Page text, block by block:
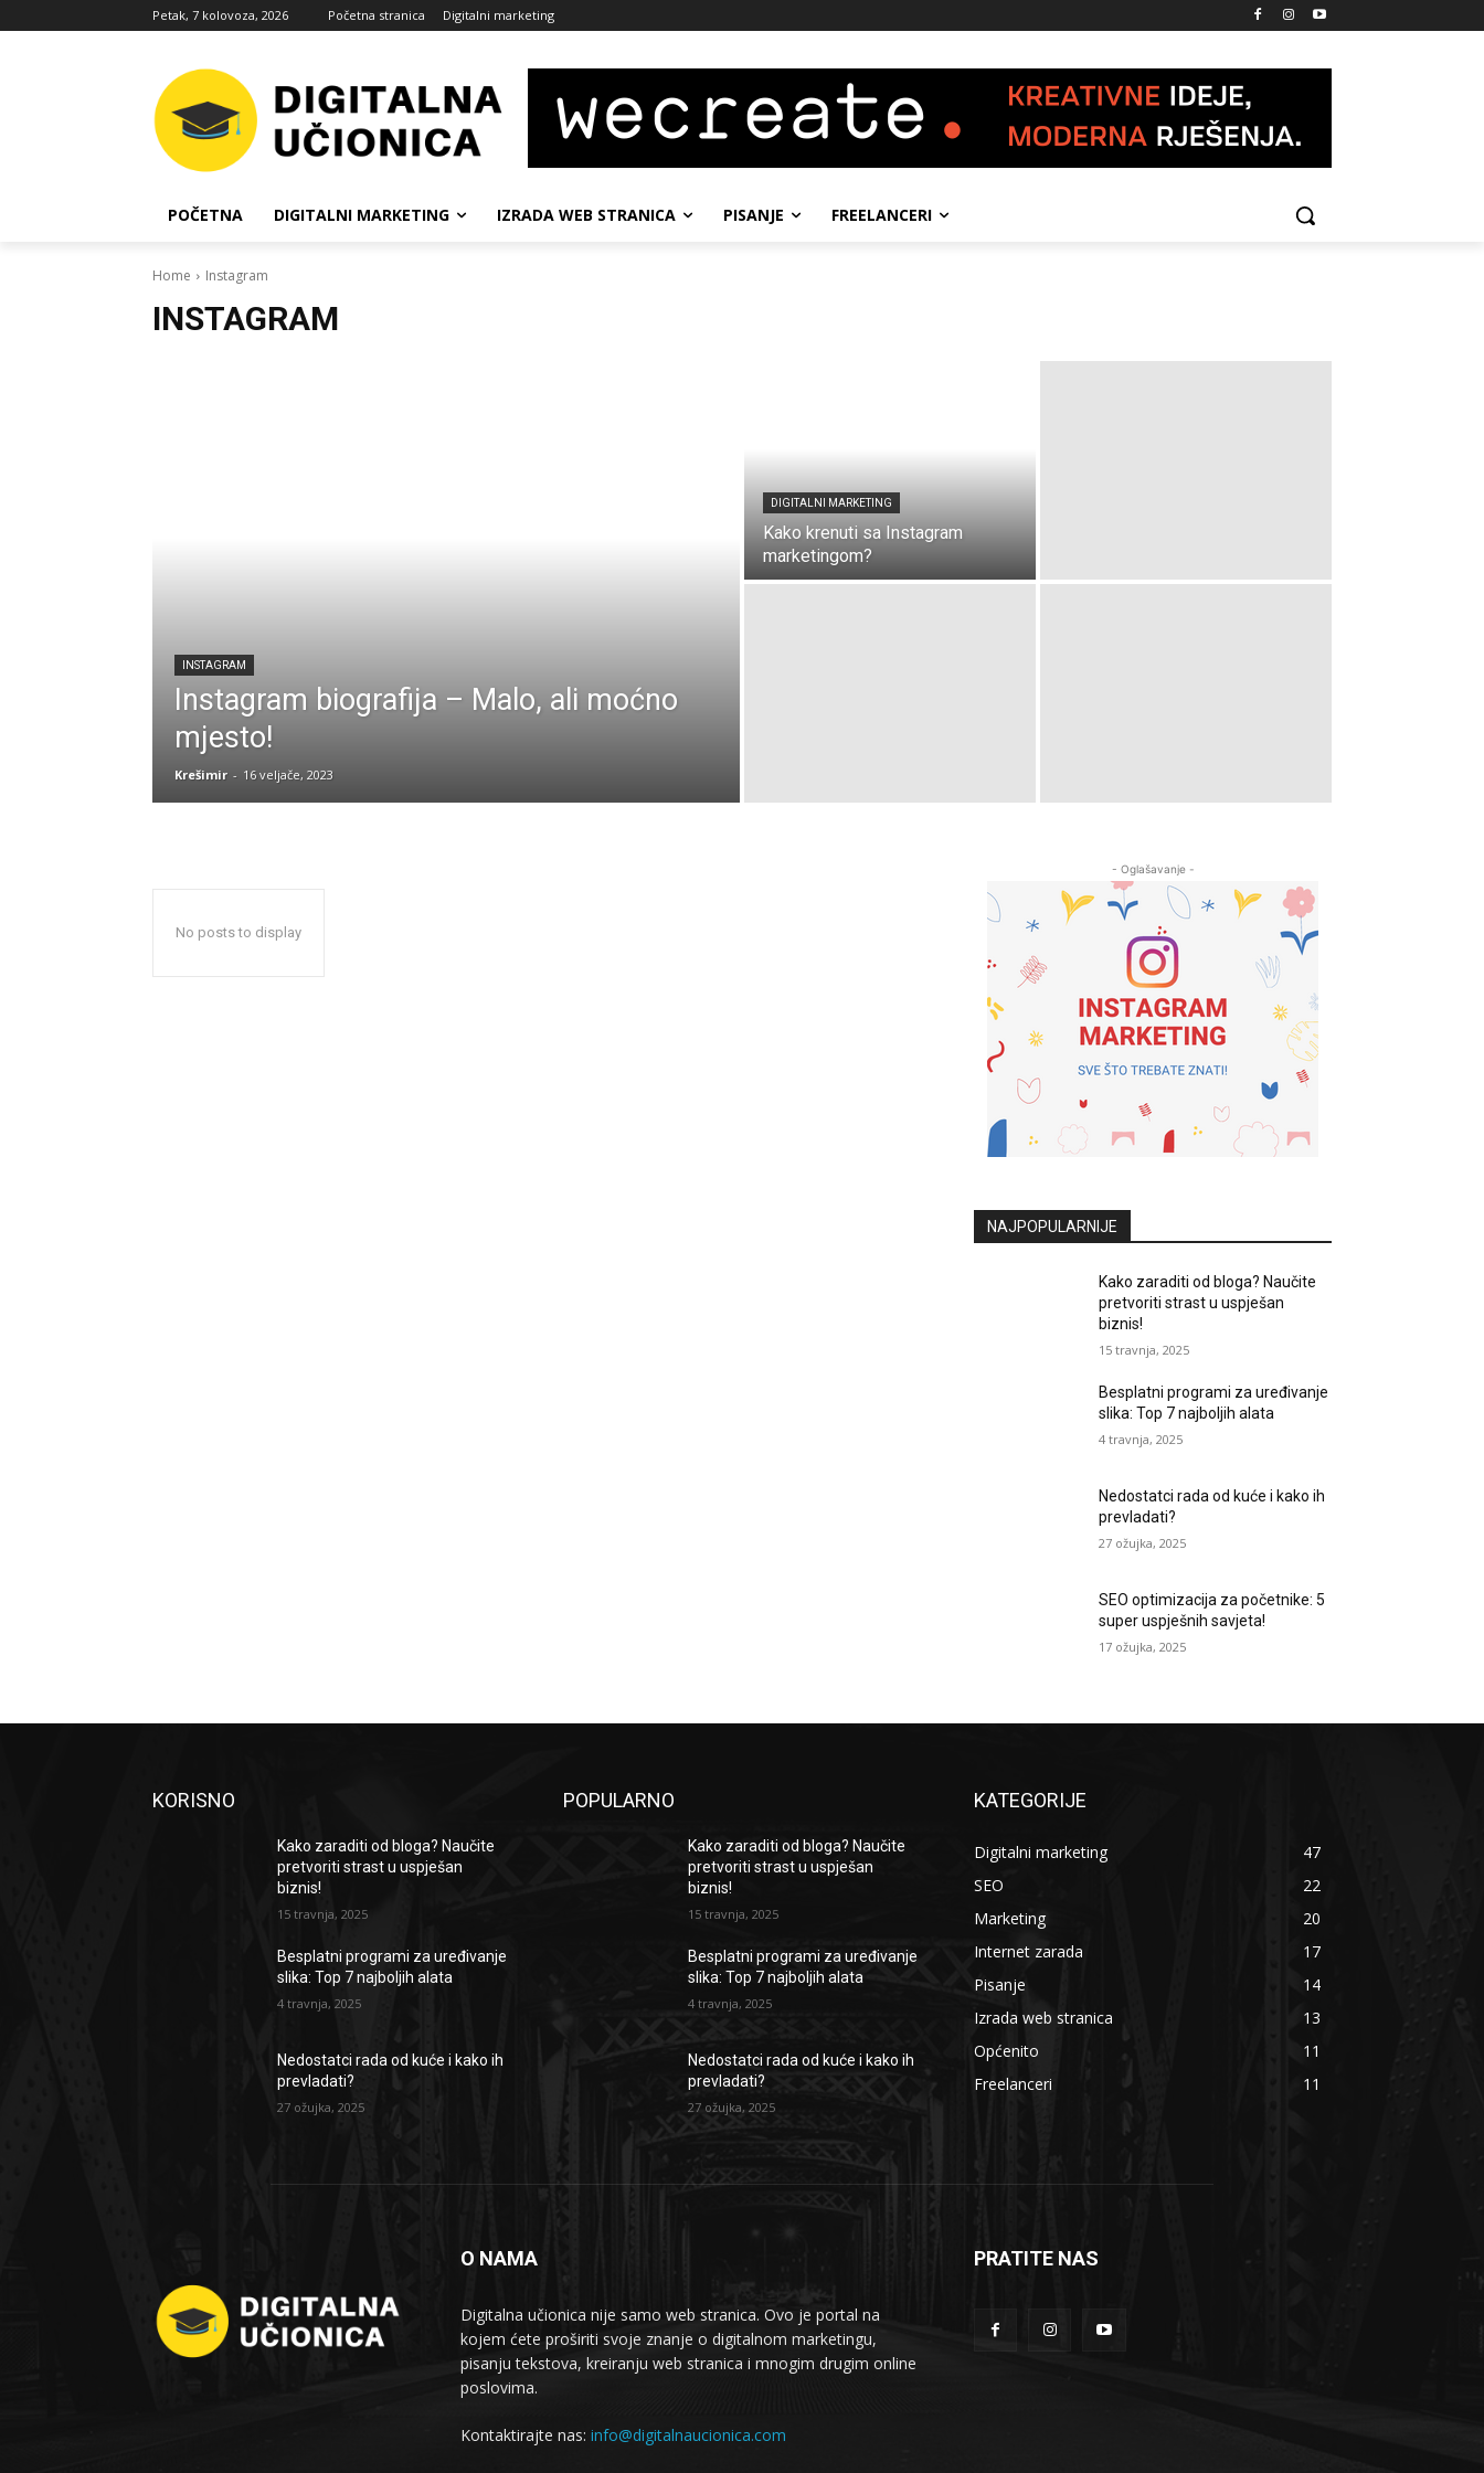
Petak, 7 kolovoza, 2026 Početna stranica Digitalni marketing
POČETNA DIGITALNI MARKETING IZRADA WEB STRANICA PISANJE FREELANCERI
Home Instagram
INSTAGRAM
INSTAGRAM
Instagram biografija – Malo, ali moćno
mjesto!
Krešimir - 16 veljače, 2023
DIGITALNI MARKETING
Kako krenuti sa Instagram
marketingom?
No posts to display
- Oglašavanje -
NAJPOPULARNIJE
Kako zaraditi od bloga? Naučite
pretvoriti strast u uspješan
biznis!
15 travnja, 2025
Besplatni programi za uređivanje
slika: Top 7 najboljih alata
4 travnja, 2025
Nedostatci rada od kuće i kako ih
prevladati?
27 ožujka, 2025
SEO optimizacija za početnike: 5
super uspješnih savjeta!
17 ožujka, 2025
KORISNO
Kako zaraditi od bloga? Naučite
pretvoriti strast u uspješan
biznis!
15 travnja, 2025
Besplatni programi za uređivanje
slika: Top 7 najboljih alata
4 travnja, 2025
Nedostatci rada od kuće i kako ih
prevladati?
27 ožujka, 2025
POPULARNO
Kako zaraditi od bloga? Naučite
pretvoriti strast u uspješan
biznis!
15 travnja, 2025
Besplatni programi za uređivanje
slika: Top 7 najboljih alata
4 travnja, 2025
Nedostatci rada od kuće i kako ih
prevladati?
27 ožujka, 2025
KATEGORIJE
Digitalni marketing
47
SEO
22
Marketing
20
Internet zarada
17
Pisanje
14
Izrada web stranica
13
Općenito
11
Freelanceri
11
O NAMA
Digitalna učionica nije samo web stranica. Ovo je portal na
kojem ćete proširiti svoje znanje o digitalnom marketingu,
pisanju tekstova, kreiranju web stranica i mnogim drugim online
poslovima.
Kontaktirajte nas: info@digitalnaucionica.com
PRATITE NAS